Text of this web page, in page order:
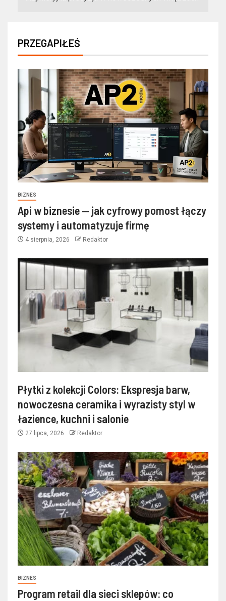
PRZEGAPIŁEŚ
BIZNES
Api w biznesie — jak cyfrowy pomost łączy
systemy i automatyzuje firmę
4 sierpnia, 2026 Redaktor
Płytki z kolekcji Colors: Ekspresja barw,
nowoczesna ceramika i wyrazisty styl w
łazience, kuchni i salonie
27 lipca, 2026 Redaktor
BIZNES
Program retail dla sieci sklepów: co